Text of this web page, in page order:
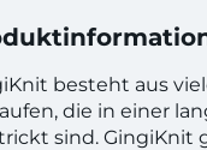
besteht aus
die in einer
sind. GingiKnit